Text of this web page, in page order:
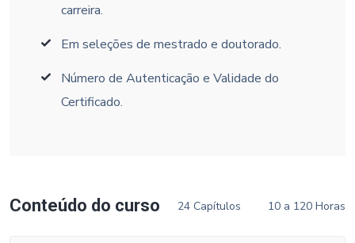
carreira.
Em seleções de mestrado e doutorado.
Número de Autenticação e Validade do
Certificado.
Conteúdo do curso 24 Capítulos 10 a 120 Horas